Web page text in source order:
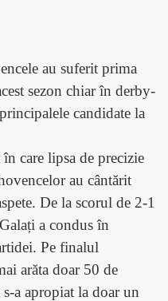
au suferit prima
sezon chiar în derby-
candidate la
care lipsa de precizie
au cântărit
De la scorul de 2-1
a condus în
Pe finalul
arăta doar 50 de
s-a apropiat la doar un